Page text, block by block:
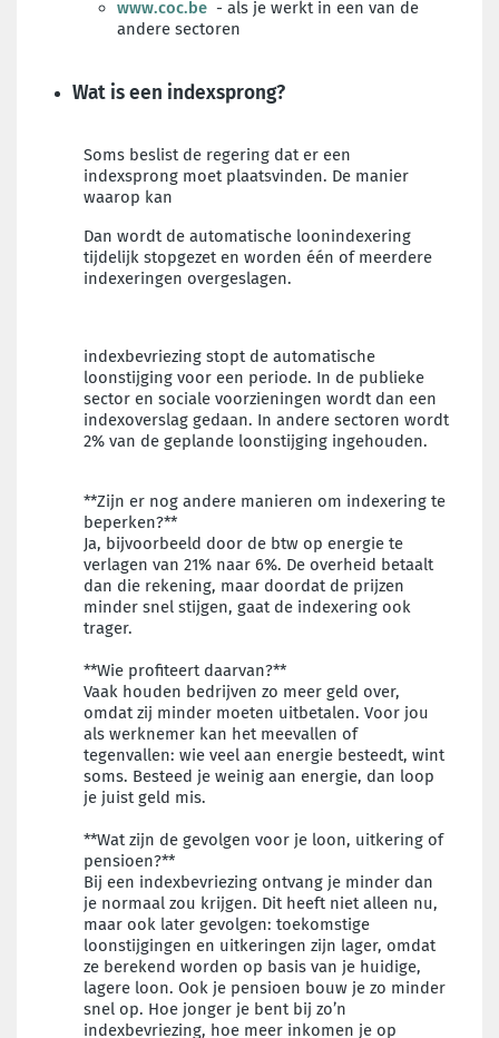
www.coc.be - als je werkt in een van de
andere sectoren
Wat is een indexsprong?
Soms beslist de regering dat er een
indexsprong moet plaatsvinden. De manier
waarop kan
Dan wordt de automatische loonindexering
tijdelijk stopgezet en worden één of meerdere
indexeringen overgeslagen.
indexbevriezing stopt de automatische
loonstijging voor een periode. In de publieke
sector en sociale voorzieningen wordt dan een
indexoverslag gedaan. In andere sectoren wordt
2% van de geplande loonstijging ingehouden.
**Zijn er nog andere manieren om indexering te
beperken?**
Ja, bijvoorbeeld door de btw op energie te
verlagen van 21% naar 6%. De overheid betaalt
dan die rekening, maar doordat de prijzen
minder snel stijgen, gaat de indexering ook
trager.
**Wie profiteert daarvan?**
Vaak houden bedrijven zo meer geld over,
omdat zij minder moeten uitbetalen. Voor jou
als werknemer kan het meevallen of
tegenvallen: wie veel aan energie besteedt, wint
soms. Besteed je weinig aan energie, dan loop
je juist geld mis.
**Wat zijn de gevolgen voor je loon, uitkering of
pensioen?**
Bij een indexbevriezing ontvang je minder dan
je normaal zou krijgen. Dit heeft niet alleen nu,
maar ook later gevolgen: toekomstige
loonstijgingen en uitkeringen zijn lager, omdat
ze berekend worden op basis van je huidige,
lagere loon. Ook je pensioen bouw je zo minder
snel op. Hoe jonger je bent bij zo’n
indexbevriezing, hoe meer inkomen je op